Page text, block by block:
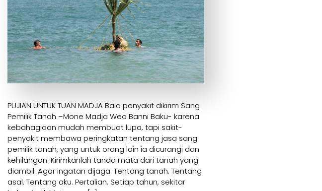
PUJIAN UNTUK TUAN MADJA Bala penyakit dikirim Sang
Pemilik Tanah –Mone Madja Weo Banni Baku- karena
kebahagiaan mudah membuat lupa, tapi sakit-
penyakit membawa peringkatan tentang jasa sang
pemilik tanah, yang untuk orang lain ia dicurangi dan
kehilangan. Kirimkanlah tanda mata dari tanah yang
diambil. Agar ingatan dijaga. Tentang tanah. Tentang
asal. Tentang aku. Pertalian. Setiap tahun, sekitar